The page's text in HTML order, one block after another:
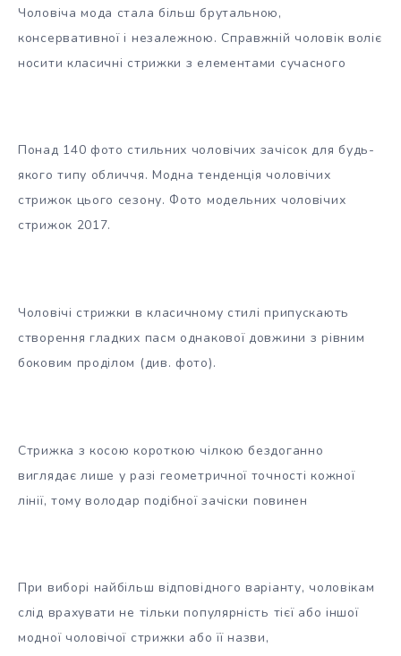
Чоловіча мода стала більш брутальною,
консервативної і незалежною. Справжній чоловік воліє
носити класичні стрижки з елементами сучасного
Понад 140 фото стильних чоловічих зачісок для будь-
якого типу обличчя. Модна тенденція чоловічих
стрижок цього сезону. Фото модельних чоловічих
стрижок 2017.
Чоловічі стрижки в класичному стилі припускають
створення гладких пасм однакової довжини з рівним
боковим проділом (див. фото).
Стрижка з косою короткою чілкою бездоганно
виглядає лише у разі геометричної точності кожної
лінії, тому володар подібної зачіски повинен
При виборі найбільш відповідного варіанту, чоловікам
слід врахувати не тільки популярність тієї або іншої
модної чоловічої стрижки або її назви,